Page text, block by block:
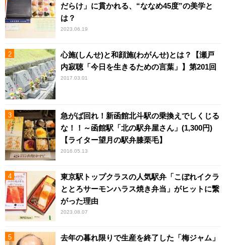
だらけ」に貫かれる、“ななめ45度”の美学と
は？
2023.06.19
心施(しんせ)と和顔施(わがんせ)とは？【瀬戸
内寂聴「今日を生きるための言葉」】第201回
2017.03.01
急がば回れ！新函館北斗駅の乗換えでしくじる
な！！～函館駅「北の駅弁屋さん」(1,300円)
【ライター望月の駅弁膝栗毛】
2016.05.13
東京駅トップクラスの人気駅弁「こぼれイクラ
ととろサーモンハラス焼き弁当」がヒットに繋
がった理由
2023.08.07
去年の暮れ限りで生産を終了した「梅ジャム」